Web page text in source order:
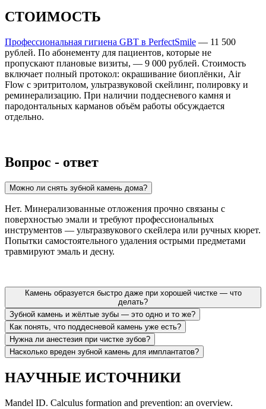
СТОИМОСТЬ
Профессиональная гигиена GBT в PerfectSmile — 11 500
рублей. По абонементу для пациентов, которые не
пропускают плановые визиты, — 9 000 рублей. Стоимость
включает полный протокол: окрашивание биоплёнки, Air
Flow с эритритолом, ультразвуковой скейлинг, полировку и
реминерализацию. При наличии поддесневого камня и
пародонтальных карманов объём работы обсуждается
отдельно.
Вопрос - ответ
Можно ли снять зубной камень дома?
Нет. Минерализованные отложения прочно связаны с
поверхностью эмали и требуют профессиональных
инструментов — ультразвукового скейлера или ручных кюрет.
Попытки самостоятельного удаления острыми предметами
травмируют эмаль и десну.
Камень образуется быстро даже при хорошей чистке — что
делать?
Зубной камень и жёлтые зубы — это одно и то же?
Как понять, что поддесневой камень уже есть?
Нужна ли анестезия при чистке зубов?
Насколько вреден зубной камень для имплантатов?
НАУЧНЫЕ ИСТОЧНИКИ
Mandel ID. Calculus formation and prevention: an overview.